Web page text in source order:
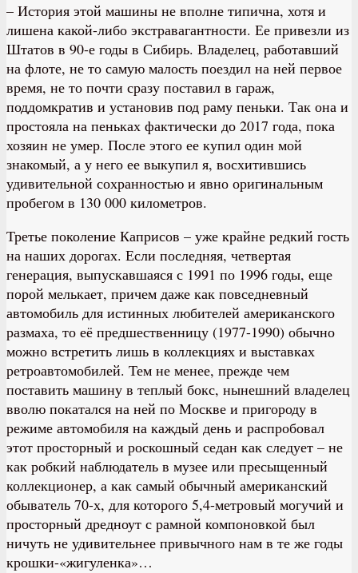
– История этой машины не вполне типична, хотя и
лишена какой-либо экстравагантности. Ее привезли из
Штатов в 90-е годы в Сибирь. Владелец, работавший
на флоте, не то самую малость поездил на ней первое
время, не то почти сразу поставил в гараж,
поддомкратив и установив под раму пеньки. Так она и
простояла на пеньках фактически до 2017 года, пока
хозяин не умер. После этого ее купил один мой
знакомый, а у него ее выкупил я, восхитившись
удивительной сохранностью и явно оригинальным
пробегом в 130 000 километров.
Третье поколение Каприсов – уже крайне редкий гость
на наших дорогах. Если последняя, четвертая
генерация, выпускавшаяся с 1991 по 1996 годы, еще
порой мелькает, причем даже как повседневный
автомобиль для истинных любителей американского
размаха, то её предшественницу (1977-1990) обычно
можно встретить лишь в коллекциях и выставках
ретроавтомобилей. Тем не менее, прежде чем
поставить машину в теплый бокс, нынешний владелец
вволю покатался на ней по Москве и пригороду в
режиме автомобиля на каждый день и распробовал
этот просторный и роскошный седан как следует – не
как робкий наблюдатель в музее или пресыщенный
коллекционер, а как самый обычный американский
обыватель 70-х, для которого 5,4-метровый могучий и
просторный дредноут с рамной компоновкой был
ничуть не удивительнее привычного нам в те же годы
крошки-«жигуленка»…